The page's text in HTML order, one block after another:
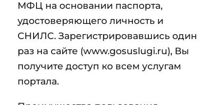
МФЦ на основании паспорта,
удостоверяющего личность и
СНИЛС. Зарегистрировавшись один
раз на сайте (www.gosuslugi.ru), Вы
получите доступ ко всем услугам
портала.